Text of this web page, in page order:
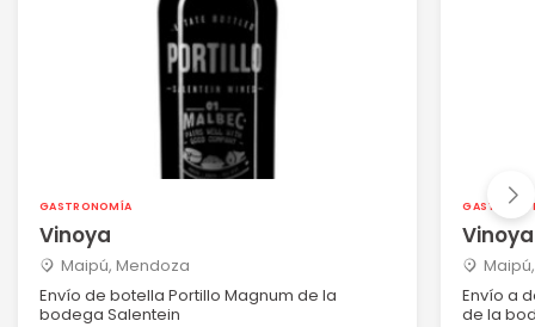
GASTRONOMÍA
Vinoya
Maipú, Mendoza
Envío de botella Portillo Magnum de la
bodega Salentein
Vinoya
Envío a
de la